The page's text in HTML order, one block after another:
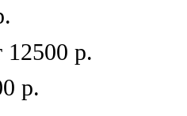
12500 р.
р.